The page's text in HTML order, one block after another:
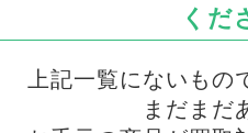
くだ
上記一覧にないもの
まだまだ